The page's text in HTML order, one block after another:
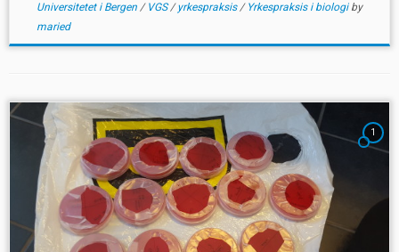
Universitetet i Bergen / VGS/yrkespraksis/ Yrkespraksis i biologi by
maried
1